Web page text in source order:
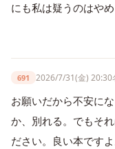
にも私は疑うのはや
691 2026/7/31(金) 20:30
お願いだから不安に
か、別れる。でもそ
ださい。良い本ですよ